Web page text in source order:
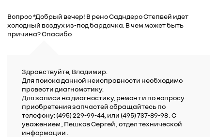
Вопрос *Добрый вечер! В рено Садндеро Степвей идет
холодный воздух из-под бардачка. В чем может быть
причина? Спасибо
Здравствуйте, Владимир.
Для поиска данной неисправности необходимо
провести диагномстику.
Для записи на диагностику, ремонт и по вопросу
приобретения запчастей обращайтесь по
телефону: (495) 229-99-44, или (495) 737-89-98 . C
уважением , Пешков Сергей , отдел технической
информации .